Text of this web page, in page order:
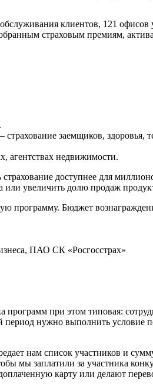
клиентов, 121
страховым премиям,
заемщиков, здоровья,
агентствах недвижимости.
страхование доступнее для
или увеличить долю продаж
программу. Бюджет
ПАО СК «Росгосстрах»
при этом типовая:
нужно выполнить условие
нам список участников и
мы заплатили за участника
карту или делают